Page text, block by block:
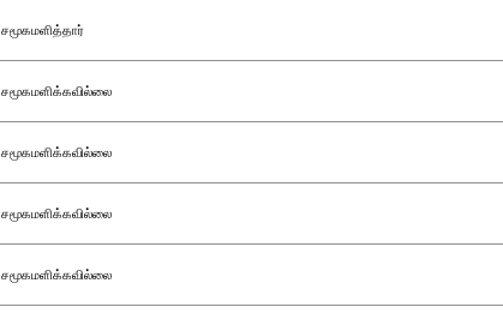
சமூகமளித்தார்
சமூகமளிக்கவில்லை
சமூகமளிக்கவில்லை
சமூகமளிக்கவில்லை
சமூகமளிக்கவில்லை